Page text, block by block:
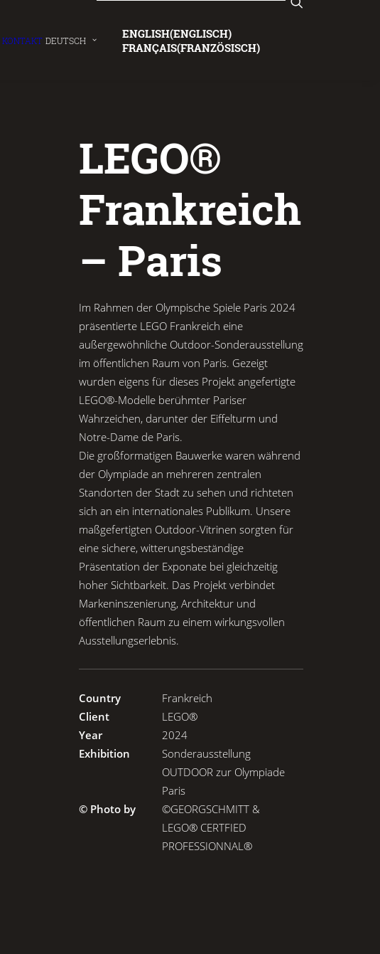
KONTAKT DEUTSCH ENGLISH(ENGLISCH)
FRANÇAIS(FRANZÖSISCH)
LEGO®
Frankreich
– Paris
Im Rahmen der Olympische Spiele Paris 2024
präsentierte LEGO Frankreich eine
außergewöhnliche Outdoor-Sonderausstellung
im öffentlichen Raum von Paris. Gezeigt
wurden eigens für dieses Projekt angefertigte
LEGO®-Modelle berühmter Pariser
Wahrzeichen, darunter der Eiffelturm und
Notre-Dame de Paris.
Die großformatigen Bauwerke waren während
der Olympiade an mehreren zentralen
Standorten der Stadt zu sehen und richteten
sich an ein internationales Publikum. Unsere
maßgefertigten Outdoor-Vitrinen sorgten für
eine sichere, witterungsbeständige
Präsentation der Exponate bei gleichzeitig
hoher Sichtbarkeit. Das Projekt verbindet
Markeninszenierung, Architektur und
öffentlichen Raum zu einem wirkungsvollen
Ausstellungserlebnis.
Country
Frankreich
Client
LEGO®
Year
2024
Exhibition
Sonderausstellung
OUTDOOR zur Olympiade
Paris
© Photo by
©GEORGSCHMITT &
LEGO® CERTFIED
PROFESSIONNAL®